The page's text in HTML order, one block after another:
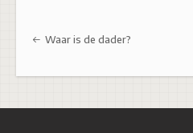
Post navigation
Waar is de dader?